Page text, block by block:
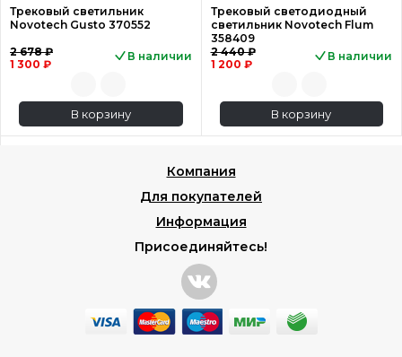
Трековый светильник
Novotech Gusto 370552
2 678 ₽
1 300 ₽
В наличии
В корзину
Трековый светодиодный
светильник Novotech Flum
358409
2 440 ₽
1 200 ₽
В наличии
В корзину
Компания
Для покупателей
Информация
Присоединяйтесь!